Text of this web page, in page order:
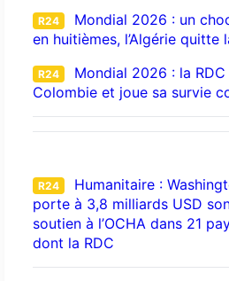
R24
Mondial 2026 : un
en huitièmes, l’Algérie quitte
R24
Mondial 2026 : la RDC
Colombie et joue sa survie
R24
Humanitaire :
porte à 3,8 milliards USD
soutien à l’OCHA dans 21
dont la RDC